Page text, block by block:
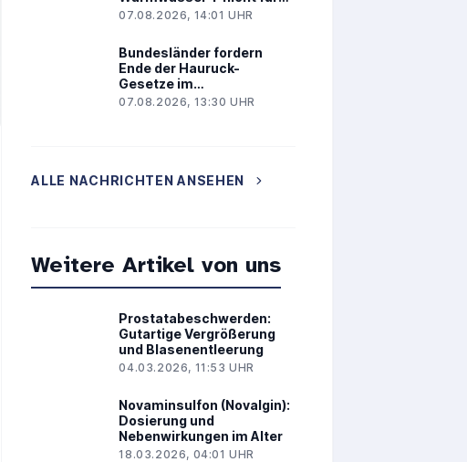
Kliniken
07.08.2026, 14:01 UHR
Bundesländer fordern
Ende der Hauruck-
Gesetze im
Gesundheitswesen
07.08.2026, 13:30 UHR
ALLE NACHRICHTEN ANSEHEN
Weitere Artikel von uns
Prostatabeschwerden:
Gutartige Vergrößerung
und Blasenentleerung
04.03.2026, 11:53 UHR
Novaminsulfon (Novalgin):
Dosierung und
Nebenwirkungen im Alter
18.03.2026, 04:01 UHR